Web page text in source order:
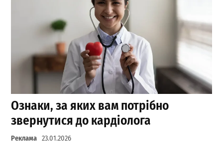
Ознаки, за яких вам потрібно
звернутися до кардіолога
Реклама 23.01.2026